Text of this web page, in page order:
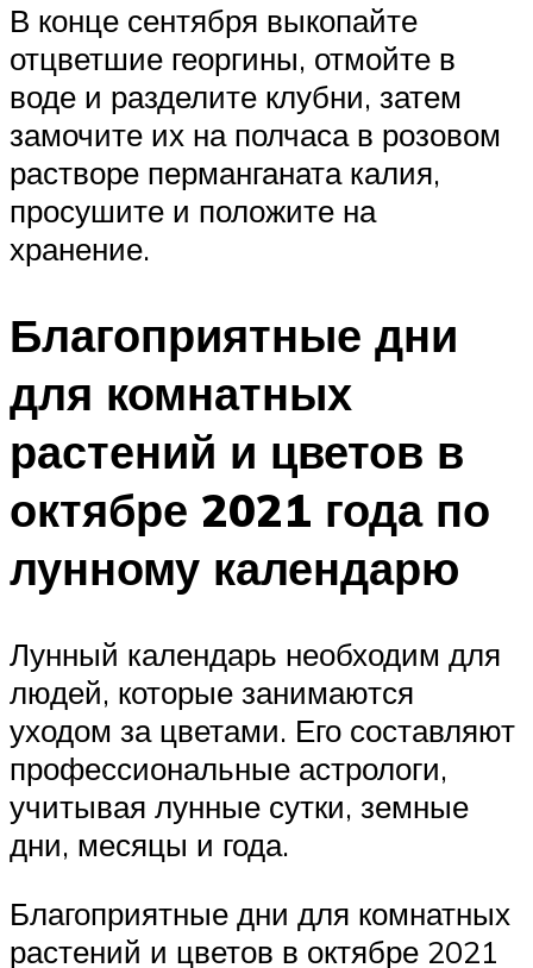
В конце сентября выкопайте
отцветшие георгины, отмойте в
воде и разделите клубни, затем
замочите их на полчаса в розовом
растворе перманганата калия,
просушите и положите на
хранение.
Благоприятные дни
для комнатных
растений и цветов в
октябре 2021 года по
лунному календарю
Лунный календарь необходим для
людей, которые занимаются
уходом за цветами. Его составляют
профессиональные астрологи,
учитывая лунные сутки, земные
дни, месяцы и года.
Благоприятные дни для комнатных
растений и цветов в октябре 2021